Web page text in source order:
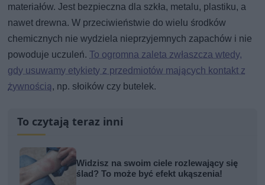
materiałów. Jest bezpieczna dla szkła, metalu, plastiku, a
nawet drewna. W przeciwieństwie do wielu środków
chemicznych nie wydziela nieprzyjemnych zapachów i nie
powoduje uczuleń.To ogromna zaleta zwłaszcza wtedy,
gdy usuwamy etykiety z przedmiotów mających kontakt z
żywnością, np. słoików czy butelek.
To czytają teraz inni
Widzisz na swoim ciele rozlewający się
ślad? To może być efekt ukąszenia!